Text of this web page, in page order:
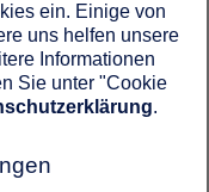
ein. Einige von
uns helfen unsere
Informationen
Sie unter "Cookie
.